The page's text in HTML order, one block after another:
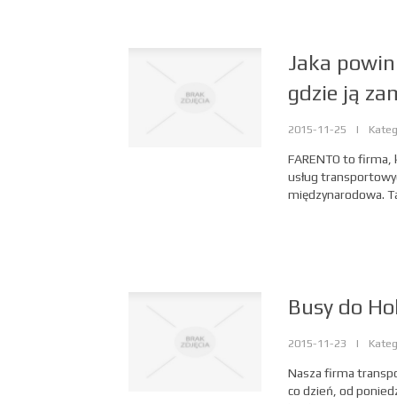
Jaka
gdzie ją
2015-11-25 |
FARENTO to
usług
międzynarodowa.
Busy do
2015-11-23 |
Nasza firma
co dzień, od